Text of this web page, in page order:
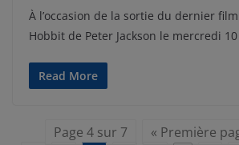
À l’occasion de la sortie du dernier
Hobbit de Peter Jackson le mercredi
Read More
Page 4 sur 7 « Première